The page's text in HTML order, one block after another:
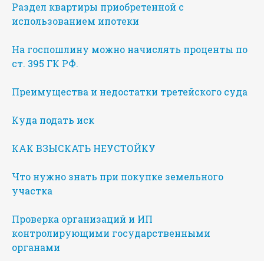
Раздел квартиры приобретенной с
использованием ипотеки
На госпошлину можно начислять проценты по
ст. 395 ГК РФ.
Преимущества и недостатки третейского суда
Куда подать иск
КАК ВЗЫСКАТЬ НЕУСТОЙКУ
Что нужно знать при покупке земельного
участка
Проверка организаций и ИП
контролирующими государственными
органами